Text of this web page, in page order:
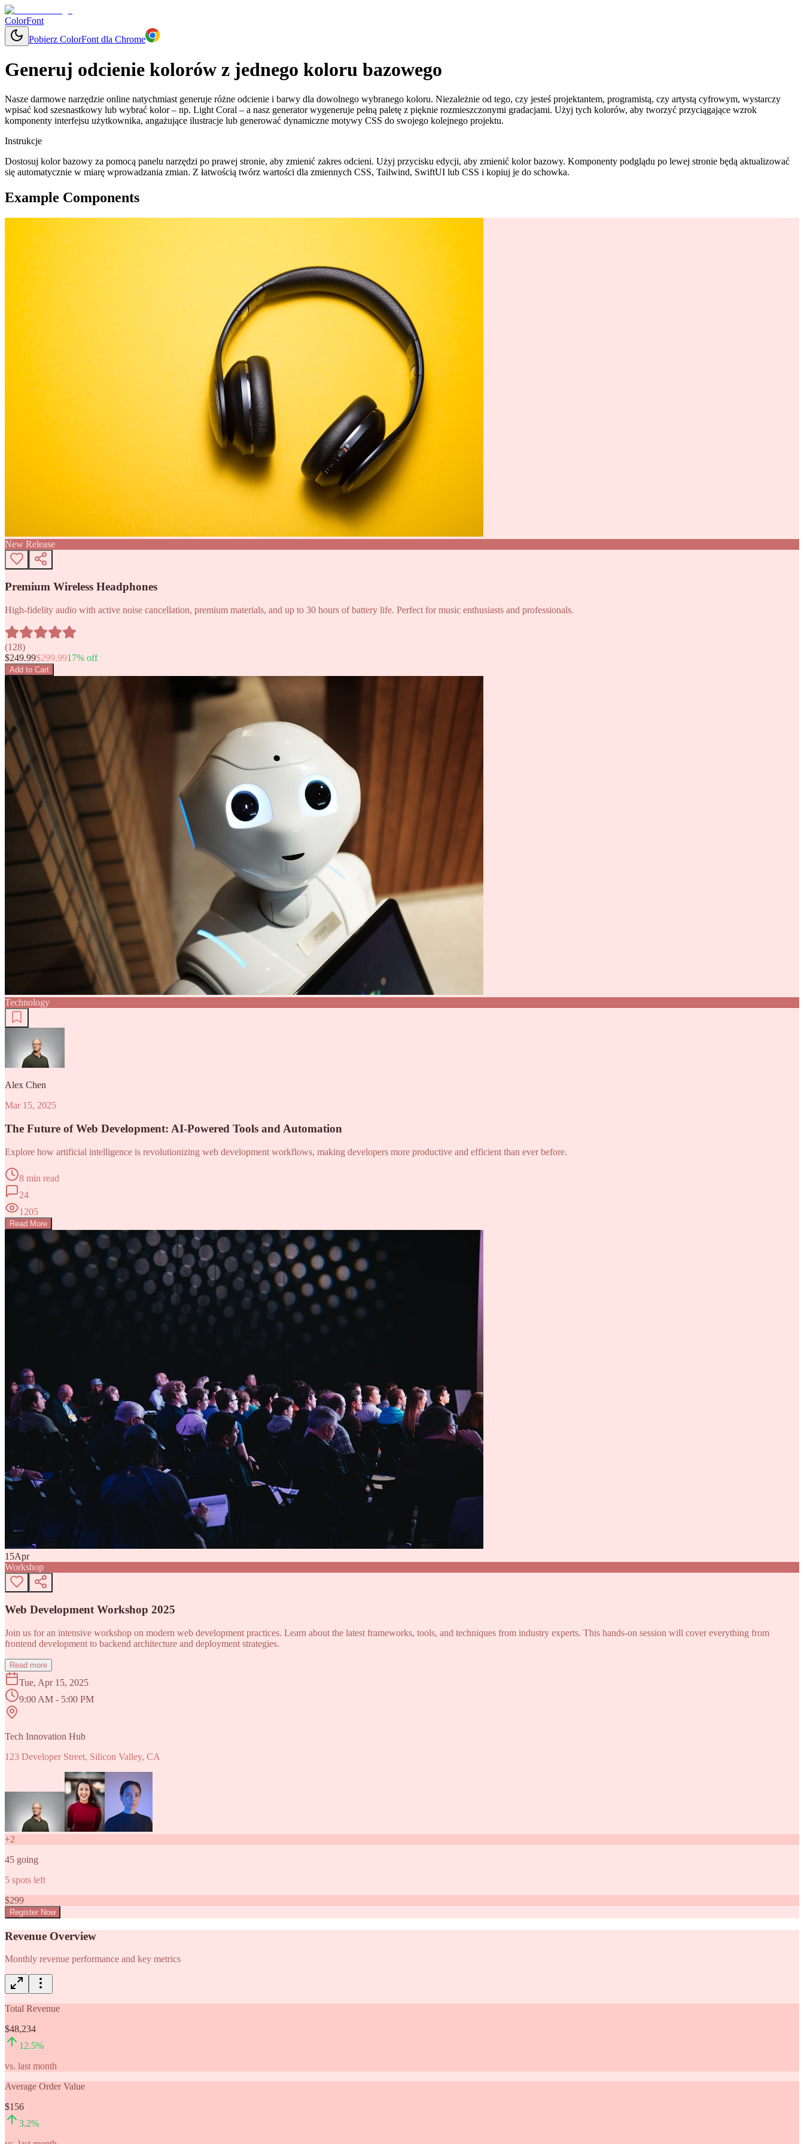
ColorFont
Pobierz ColorFont dla Chrome
Generuj odcienie kolorów z jednego koloru bazowego
Nasze darmowe narzędzie online natychmiast generuje różne odcienie i barwy dla dowolnego wybranego koloru. Niezależnie od tego, czy jesteś projektantem, programistą, czy artystą cyfrowym, wystarczy
wpisać kod szesnastkowy lub wybrać kolor – np. Light Coral – a nasz generator wygeneruje pełną paletę z pięknie rozmieszczonymi gradacjami. Użyj tych kolorów, aby tworzyć przyciągające wzrok
komponenty interfejsu użytkownika, angażujące ilustracje lub generować dynamiczne motywy CSS do swojego kolejnego projektu.
Instrukcje
Dostosuj kolor bazowy za pomocą panelu narzędzi po prawej stronie, aby zmienić zakres odcieni. Użyj przycisku edycji, aby zmienić kolor bazowy. Komponenty podglądu po lewej stronie będą aktualizować
się automatycznie w miarę wprowadzania zmian. Z łatwością twórz wartości dla zmiennych CSS, Tailwind, SwiftUI lub CSS i kopiuj je do schowka.
Example Components
New Release
Premium Wireless Headphones
High-fidelity audio with active noise cancellation, premium materials, and up to 30 hours of battery life. Perfect for music enthusiasts and professionals.
(128)
$249.99$299.9917% off
Add to Cart
Technology
Alex Chen
Mar 15, 2025
The Future of Web Development: AI-Powered Tools and Automation
Explore how artificial intelligence is revolutionizing web development workflows, making developers more productive and efficient than ever before.
8 min read
24
1205
Read More
15Apr
Workshop
Web Development Workshop 2025
Join us for an intensive workshop on modern web development practices. Learn about the latest frameworks, tools, and techniques from industry experts. This hands-on session will cover everything from
frontend development to backend architecture and deployment strategies.
Read more
Tue, Apr 15, 2025
9:00 AM - 5:00 PM
Tech Innovation Hub
123 Developer Street, Silicon Valley, CA
+2
45 going
5 spots left
$299
Register Now
Revenue Overview
Monthly revenue performance and key metrics
Total Revenue
$48,234
12.5%
vs. last month
Average Order Value
$156
3.2%